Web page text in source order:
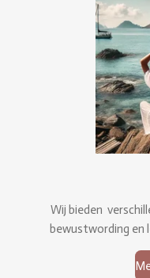
Wij bieden
bewustwording en